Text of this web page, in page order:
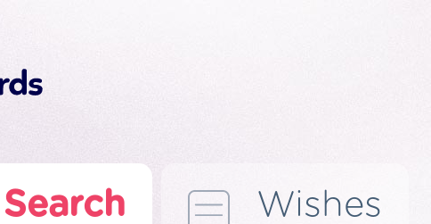
Search Wishes